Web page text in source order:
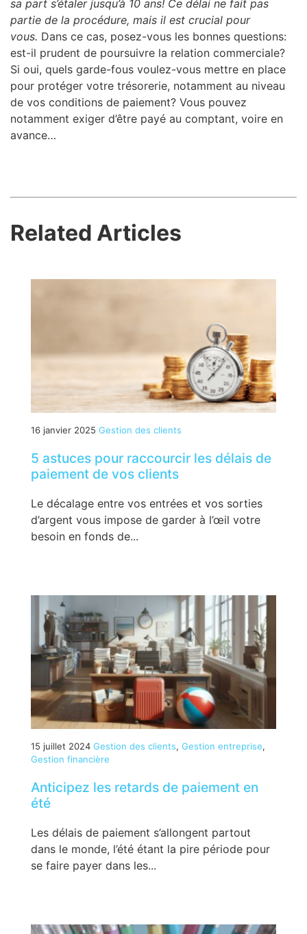
sa part s’étaler jusqu’à 10 ans! Ce délai ne fait pas
partie de la procédure, mais il est crucial pour
vous. Dans ce cas, posez-vous les bonnes questions:
est-il prudent de poursuivre la relation commerciale?
Si oui, quels garde-fous voulez-vous mettre en place
pour protéger votre trésorerie, notamment au niveau
de vos conditions de paiement? Vous pouvez
notamment exiger d’être payé au comptant, voire en
avance…
Related Articles
16 janvier 2025 Gestion des clients
5 astuces pour raccourcir les délais de
paiement de vos clients
Le décalage entre vos entrées et vos sorties
d’argent vous impose de garder à l’œil votre
besoin en fonds de...
15 juillet 2024 Gestion des clients, Gestion entreprise,
Gestion financière
Anticipez les retards de paiement en
été
Les délais de paiement s’allongent partout
dans le monde, l’été étant la pire période pour
se faire payer dans les...